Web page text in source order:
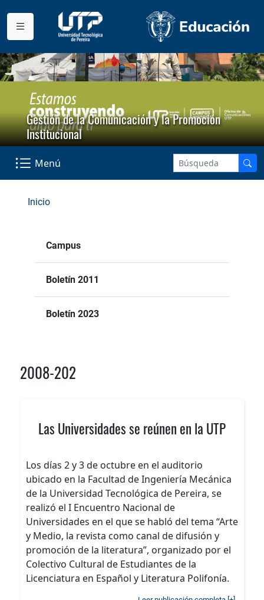
Gestión de la Comunicación y la Promoción
Institucional
Menú
Inicio
Campus
Boletín 2011
Boletín 2023
2008-202
Las Universidades se reúnen en la UTP
Los días 2 y 3 de octubre en el auditorio
ubicado en la Facultad de Ingeniería Mecánica
de la Universidad Tecnológica de Pereira, se
realizó el I Encuentro Nacional de
Universidades en el que se habló del tema “Arte
y Medio, la revista como canal de difusión y
promoción de la literatura”, organizado por el
Colectivo Cultural de Estudiantes de la
Licenciatura en Español y Literatura Polifonía.